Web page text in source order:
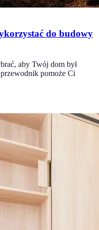
do budowy
aby Twój dom był
pomoże Ci